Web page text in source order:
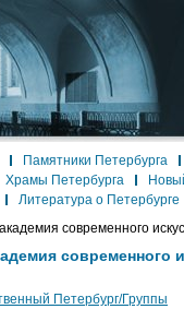
Памятники Петербурга
Храмы Петербурга
Литература о Петербурге
современного
современного
Петербург/Группы